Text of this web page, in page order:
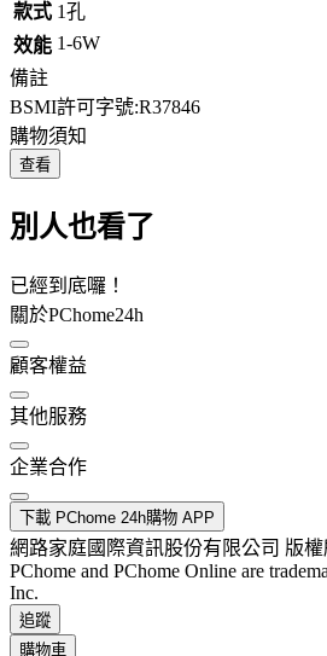
款式 1孔
效能 1-6W
備註
BSMI許可字號:R37846
購物須知
查看
別人也看了
已經到底囉！
關於PChome24h
顧客權益
其他服務
企業合作
下載 PChome 24h購物 APP
網路家庭國際資訊股份有限公司 版
PChome and PChome Online are
Inc.
追蹤
購物車